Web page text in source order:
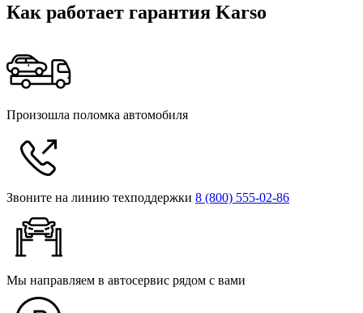
Как работает гарантия Karso
Произошла поломка автомобиля
Звоните на линию техподдержки 8 (800) 555‑02‑86
Мы направляем в автосервис рядом с вами